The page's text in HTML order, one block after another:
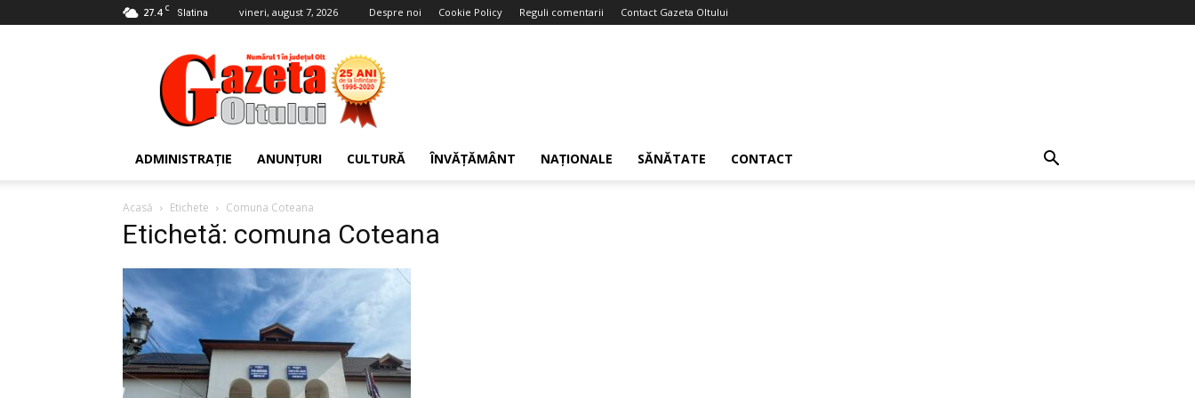
27.4 C Slatina vineri, august 7, 2026 Despre noi Cookie Policy Reguli comentarii Contact Gazeta Oltului
Gazeta
Oltului
ADMINISTRAȚIE ANUNȚURI CULTURĂ ÎNVĂȚĂMÂNT NAȚIONALE SĂNĂTATE CONTACT
Acasă Etichete Comuna Coteana
Etichetă: comuna Coteana